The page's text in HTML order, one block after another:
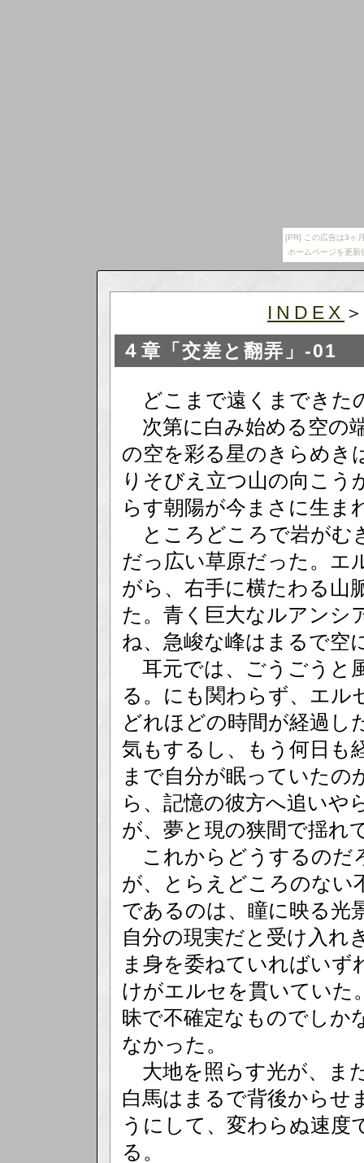
[PR] この広告は3ヶ
ホームページを更
INDEX
４章「交差と翻弄」-01
どこまで遠くまできた
次第に白み始める空の
の空を彩る星のきらめき
りそびえ立つ山の向こう
らす朝陽が今まさに生ま
ところどころで岩がむ
だっ広い草原だった。エ
がら、右手に横たわる山
た。青く巨大なルアンシ
ね、急峻な峰はまるで空
耳元では、ごうごうと
る。にも関わらず、エル
どれほどの時間が経過し
気もするし、もう何日も
まで自分が眠っていた
ら、記憶の彼方へ追いや
が、夢と現の狭間で揺れ
これからどうするのだ
が、とらえどころのない
であるのは、瞳に映る光
自分の現実だと受け入れ
ま身を委ねていればいず
けがエルセを貫いていた
昧で不確定なものでしか
なかった。
大地を照らす光が、ま
白馬はまるで背後からせ
うにして、変わらぬ速度
る。